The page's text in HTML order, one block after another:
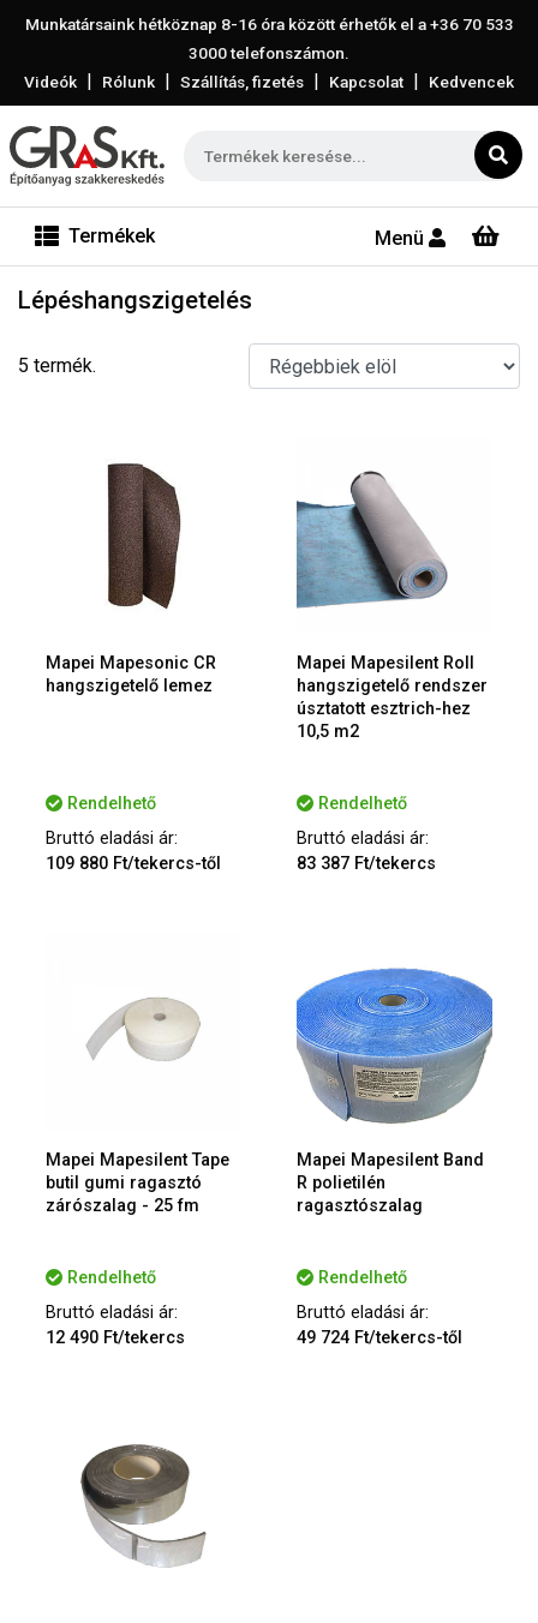
Munkatársaink hétköznap 8-16 óra között érhetők el a+36 70 533
3000telefonszámon.
Videók | Rólunk | Szállítás, fizetés | Kapcsolat | Kedvencek
Termékek Menü
Lépéshangszigetelés
5 termék.
Mapei Mapesonic CR
hangszigetelő lemez
Rendelhető
Bruttó eladási ár:
109 880 Ft/tekercs-től
Mapei Mapesilent Roll
hangszigetelő rendszer
úsztatott esztrich-hez
10,5 m2
Rendelhető
Bruttó eladási ár:
83 387 Ft/tekercs
Mapei Mapesilent Tape
butil gumi ragasztó
zárószalag - 25 fm
Rendelhető
Bruttó eladási ár:
12 490 Ft/tekercs
Mapei Mapesilent Band
R polietilén
ragasztószalag
Rendelhető
Bruttó eladási ár:
49 724 Ft/tekercs-től